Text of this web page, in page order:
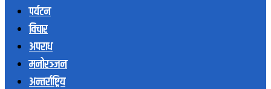
पर्यटन
विचार
अपराध
मनोरञ्जन
अन्तर्राष्ट्रिय